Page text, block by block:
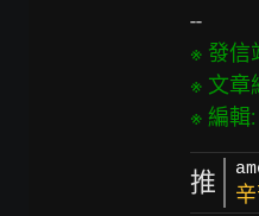
※ 發信
※ 文章
推